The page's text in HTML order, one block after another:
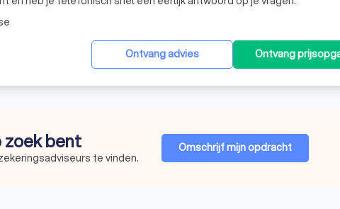
Ontvang advies Ontvang
zoek bent
te vinden.
Omschrijf mijn opdracht